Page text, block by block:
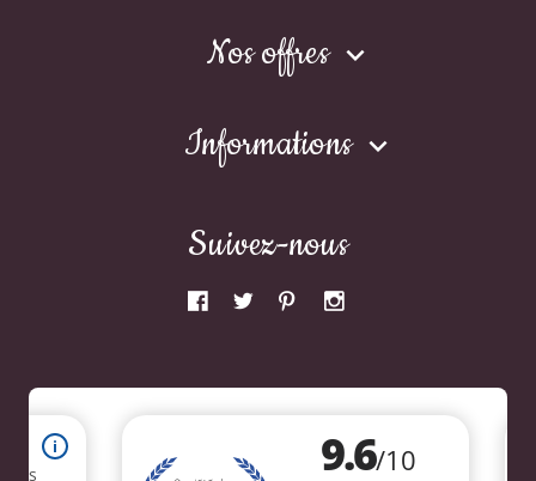
Nos offres 
Informations 
Suivez-nous